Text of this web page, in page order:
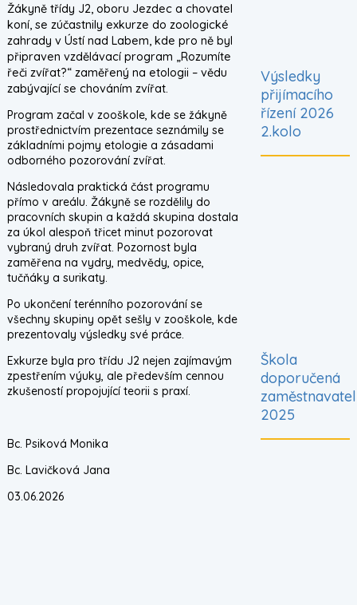
Žákyně třídy J2, oboru Jezdec a chovatel
koní, se zúčastnily exkurze do zoologické
zahrady v Ústí nad Labem, kde pro ně byl
připraven vzdělávací program „Rozumíte
řeči zvířat?“ zaměřený na etologii – vědu
zabývající se chováním zvířat.
Program začal v zooškole, kde se žákyně
prostřednictvím prezentace seznámily se
základními pojmy etologie a zásadami
odborného pozorování zvířat.
Následovala praktická část programu
přímo v areálu. Žákyně se rozdělily do
pracovních skupin a každá skupina dostala
za úkol alespoň třicet minut pozorovat
vybraný druh zvířat. Pozornost byla
zaměřena na vydry, medvědy, opice,
tučňáky a surikaty.
Po ukončení terénního pozorování se
všechny skupiny opět sešly v zooškole, kde
prezentovaly výsledky své práce.
Exkurze byla pro třídu J2 nejen zajímavým
zpestřením výuky, ale především cennou
zkušeností propojující teorii s praxí.
Bc. Psiková Monika
Bc. Lavičková Jana
03.06.2026
Výsledky
přijímacího
řízení 2026
2.kolo
Škola
doporučená
2025